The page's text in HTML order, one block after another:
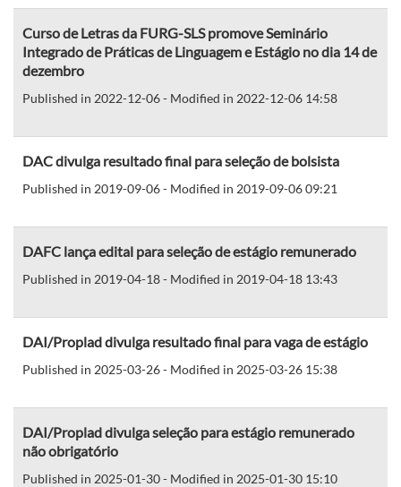
Curso de Letras da FURG-SLS promove Seminário
Integrado de Práticas de Linguagem e Estágio no dia 14 de
dezembro
Published in 2022-12-06 - Modified in 2022-12-06 14:58
DAC divulga resultado final para seleção de bolsista
Published in 2019-09-06 - Modified in 2019-09-06 09:21
DAFC lança edital para seleção de estágio remunerado
Published in 2019-04-18 - Modified in 2019-04-18 13:43
DAI/Proplad divulga resultado final para vaga de estágio
Published in 2025-03-26 - Modified in 2025-03-26 15:38
DAI/Proplad divulga seleção para estágio remunerado
não obrigatório
Published in 2025-01-30 - Modified in 2025-01-30 15:10